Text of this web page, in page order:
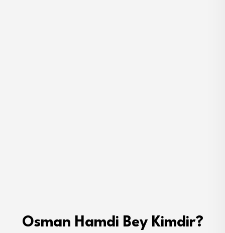
Osman Hamdi Bey Kimdir?